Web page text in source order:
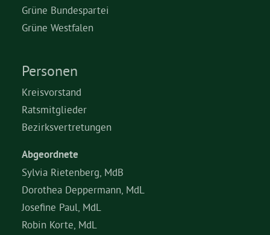
Grüne Bundespartei
Grüne Westfalen
Personen
Kreisvorstand
Ratsmitglieder
Bezirksvertretungen
Abgeordnete
Sylvia Rietenberg, MdB
Dorothea Deppermann, MdL
Josefine Paul, MdL
Robin Korte, MdL